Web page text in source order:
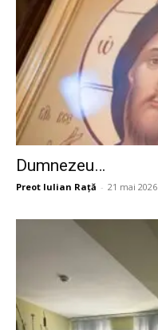
Dumnezeu…
Preot Iulian Raţă - 21 mai 2026